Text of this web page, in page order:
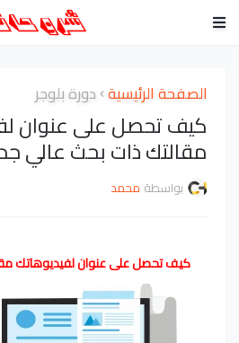
الصفحة الرئيسية دورة بلوجر
كيف تحصل على عنوان
مقالتك ذات بحث عالي
بواسطة محمد
كيف تحصل على عنوان لفيديوهاتك